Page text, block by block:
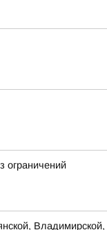
ограничений